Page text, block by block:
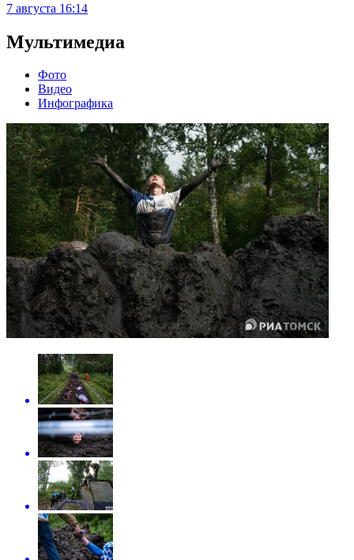
7 августа 16:14
Мультимедиа
Фото
Видео
Инфографика